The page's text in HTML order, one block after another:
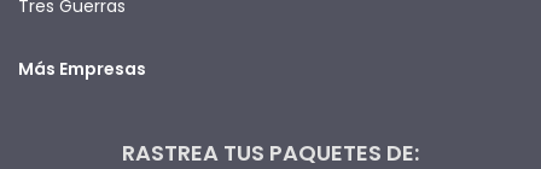
Tres Guerras
Más Empresas
RASTREA TUS PAQUETES DE: